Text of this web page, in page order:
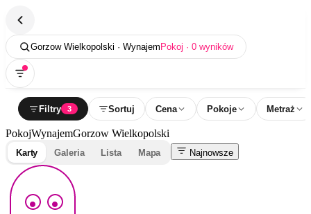
Gorzow Wielkopolski · Wynajem Pokoj · 0 wyników
Filtry 3 Sortuj Cena Pokoje Metraż
PokojWynajemGorzow Wielkopolski
Karty Galeria Lista Mapa Najnowsze